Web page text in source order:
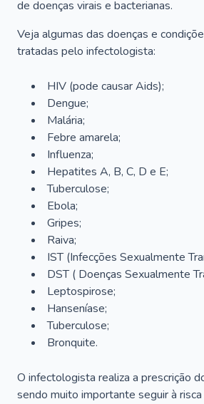
de doenças virais e bacterianas.
Veja algumas das doenças e
tratadas pelo infectologista:
HIV (pode causar Aids);
Dengue;
Malária;
Febre amarela;
Influenza;
Hepatites A, B, C, D e E;
Tuberculose;
Ebola;
Gripes;
Raiva;
IST (Infecções Sexualmente
DST ( Doenças Sexualmente
Leptospirose;
Hanseníase;
Tuberculose;
Bronquite.
O infectologista realiza a prescrição
sendo muito importante seguir à